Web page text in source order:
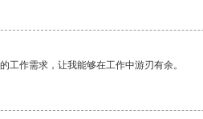
工作需求，让我能够在工作中游刃有余。